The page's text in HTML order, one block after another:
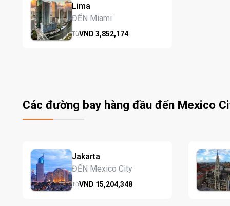
Lima
ĐẾN Miami
TừVND 3,852,174
Các đường bay hàng đầu đến Mexico
Jakarta
ĐẾN Mexico City
TừVND 15,204,348